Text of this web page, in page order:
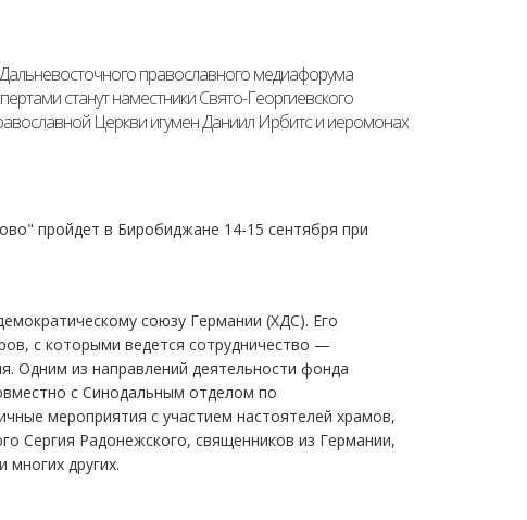
православного медиафорума
станут наместники Свято-Георгиевского
Церкви игумен Даниил Ирбитс и иеромонах
пройдет в Биробиджане 14-15 сентября при
союзу Германии (ХДС). Его
с которыми ведется сотрудничество —
Одним из направлений деятельности фонда
с Синодальным отделом по
мероприятия с участием настоятелей храмов,
Сергия Радонежского, священников из Германии,
других.